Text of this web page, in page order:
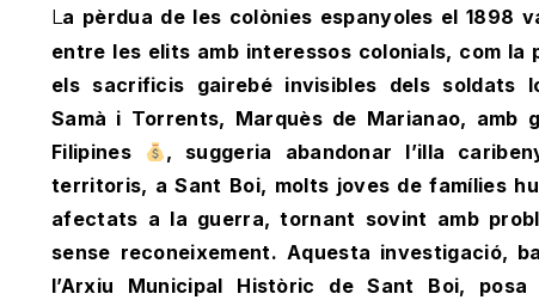
La pèrdua de les colònies espanyoles el 1898 va evidenciar el contrast
entre les elits amb interessos colonials, com la
els sacrificis gairebé invisibles dels soldats
Samà i Torrents, Marquès de Marianao, amb
Filipines
, suggeria abandonar l’illa
territoris, a Sant Boi, molts joves de famílies
afectats a la guerra, tornant sovint amb
sense reconeixement. Aquesta investigació,
l’Arxiu Municipal Històric de Sant Boi,